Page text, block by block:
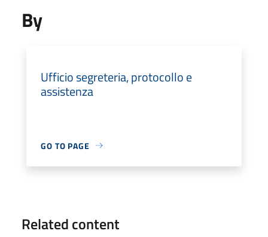
By
Ufficio segreteria, protocollo e
assistenza
GO TO PAGE
Related content